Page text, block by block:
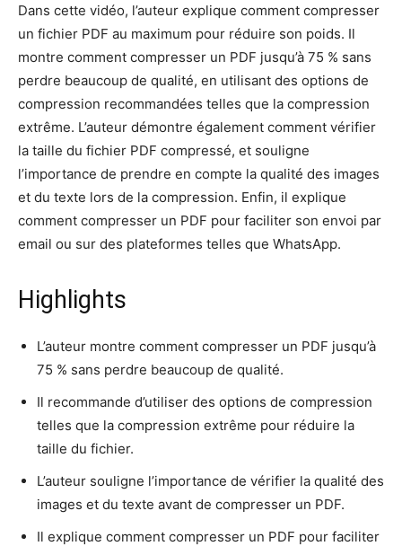
Dans cette vidéo, l’auteur explique comment compresser
un fichier PDF au maximum pour réduire son poids. Il
montre comment compresser un PDF jusqu’à 75 % sans
perdre beaucoup de qualité, en utilisant des options de
compression recommandées telles que la compression
extrême. L’auteur démontre également comment vérifier
la taille du fichier PDF compressé, et souligne
l’importance de prendre en compte la qualité des images
et du texte lors de la compression. Enfin, il explique
comment compresser un PDF pour faciliter son envoi par
email ou sur des plateformes telles que WhatsApp.
Highlights
L’auteur montre comment compresser un PDF jusqu’à
75 % sans perdre beaucoup de qualité.
Il recommande d’utiliser des options de compression
telles que la compression extrême pour réduire la
taille du fichier.
L’auteur souligne l’importance de vérifier la qualité des
images et du texte avant de compresser un PDF.
Il explique comment compresser un PDF pour faciliter